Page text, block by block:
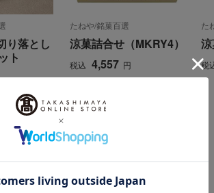
り落とし
ト
たねや/銘菓百選
涼菓詰合せ（MKRY4）
税込 4,557 円
た
税
INFORMATION
大切なお知らせ
お知らせ